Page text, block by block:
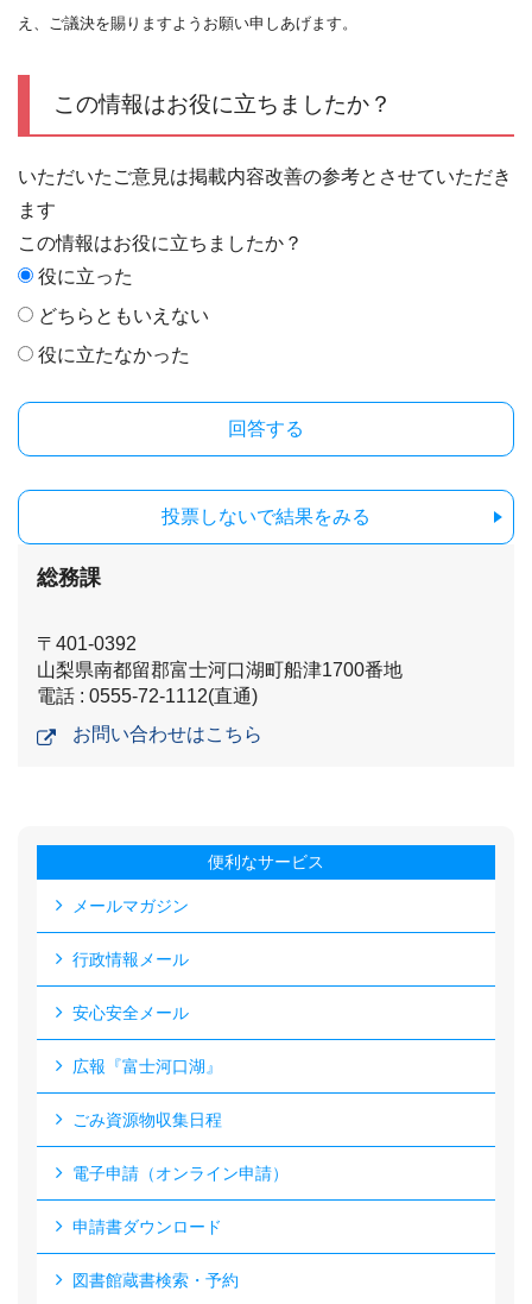
え、ご議決を賜りますようお願い申しあげます。
この情報はお役に立ちましたか？
いただいたご意見は掲載内容改善の参考とさせていただき
ます
この情報はお役に立ちましたか？
役に立った
どちらともいえない
役に立たなかった
投票しないで結果をみる
総務課
〒401-0392
山梨県南都留郡富士河口湖町船津1700番地
電話 : 0555-72-1112(直通)
お問い合わせはこちら
便利なサービス
メールマガジン
行政情報メール
安心安全メール
広報『富士河口湖』
ごみ資源物収集日程
電子申請（オンライン申請）
申請書ダウンロード
図書館蔵書検索・予約